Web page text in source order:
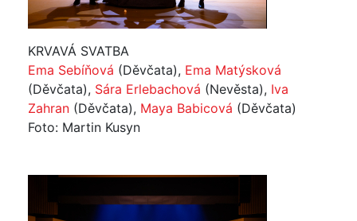
KRVAVÁ SVATBA
Ema Sebíňová (Děvčata), Ema Matýsková
(Děvčata), Sára Erlebachová (Nevěsta), Iva
Zahran (Děvčata), Maya Babicová (Děvčata)
Foto: Martin Kusyn